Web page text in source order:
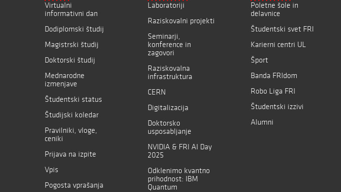
Virtualni
informativni dan
Dodiplomski študij
Magistrski študij
Doktorski študij
Mednarodne
izmenjave
Študentski status
Študijski koledar
Pravilniki, vloge,
ceniki
Prijava na izpite
Vpis
Pogosta vprašanja
Laboratoriji
Raziskovalni projekti
Seminarji,
konference in
zagovori
Raziskovalna
infrastruktura
CERN
Digitalizacija
Doktorsko
usposabljanje
NVIDIA & FRI AI Day
2025
Odklenimo kvantno
prihodnost: IBM
Quantum
Poletne šole in
delavnice
Študentski svet FRI
Karierni centri UL
Šport
Banda FRIdom
Robo Liga FRI
Študentski izzivi
Alumni